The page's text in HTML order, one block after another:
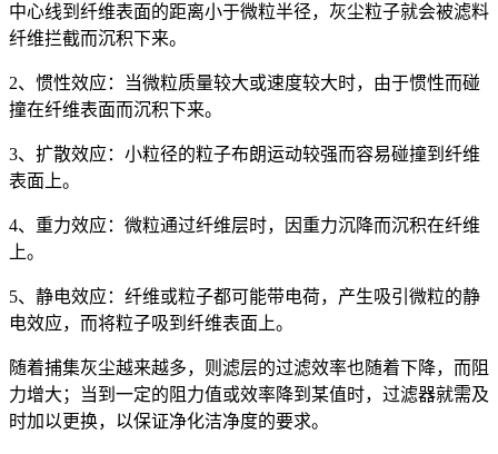
中心线到纤维表面的距离小于微粒半径，灰尘粒子就会被滤料
纤维拦截而沉积下来。
2、惯性效应：当微粒质量较大或速度较大时，由于惯性而碰
撞在纤维表面而沉积下来。
3、扩散效应：小粒径的粒子布朗运动较强而容易碰撞到纤维
表面上。
4、重力效应：微粒通过纤维层时，因重力沉降而沉积在纤维
上。
5、静电效应：纤维或粒子都可能带电荷，产生吸引微粒的静
电效应，而将粒子吸到纤维表面上。
随着捕集灰尘越来越多，则滤层的过滤效率也随着下降，而阻
力增大；当到一定的阻力值或效率降到某值时，过滤器就需及
时加以更换，以保证净化洁净度的要求。